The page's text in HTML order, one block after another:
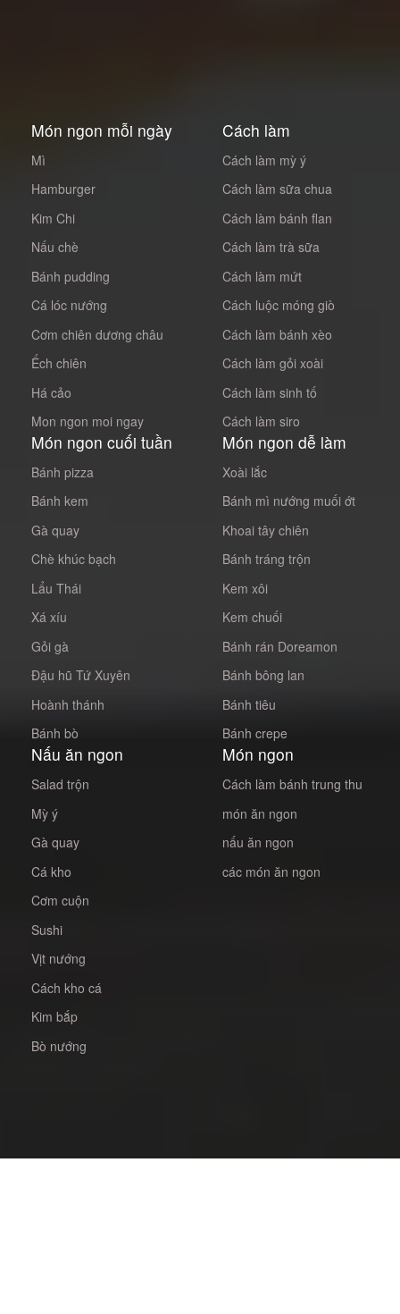
Món ngon mỗi ngày
Mì
Hamburger
Kim Chi
Nấu chè
Bánh pudding
Cá lóc nướng
Cơm chiên dương châu
Ếch chiên
Há cảo
Mon ngon moi ngay
Cách làm
Cách làm mỳ ý
Cách làm sữa chua
Cách làm bánh flan
Cách làm trà sữa
Cách làm mứt
Cách luộc móng giò
Cách làm bánh xèo
Cách làm gỏi xoài
Cách làm sinh tố
Cách làm siro
Món ngon cuối tuần
Bánh pizza
Bánh kem
Gà quay
Chè khúc bạch
Lẩu Thái
Xá xíu
Gỏi gà
Đậu hũ Tứ Xuyên
Hoành thánh
Bánh bò
Món ngon dễ làm
Xoài lắc
Bánh mì nướng muối ớt
Khoai tây chiên
Bánh tráng trộn
Kem xôi
Kem chuối
Bánh rán Doreamon
Bánh bông lan
Bánh tiêu
Bánh crepe
Nấu ăn ngon
Salad trộn
Mỳ ý
Gà quay
Cá kho
Cơm cuộn
Sushi
Vịt nướng
Cách kho cá
Kim bắp
Bò nướng
Món ngon
Cách làm bánh trung thu
món ăn ngon
nấu ăn ngon
các món ăn ngon